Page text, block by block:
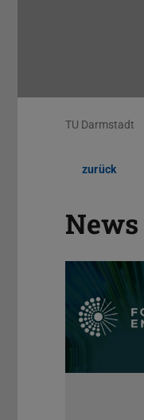
Sie befinden
TU Darmstadt
zurück